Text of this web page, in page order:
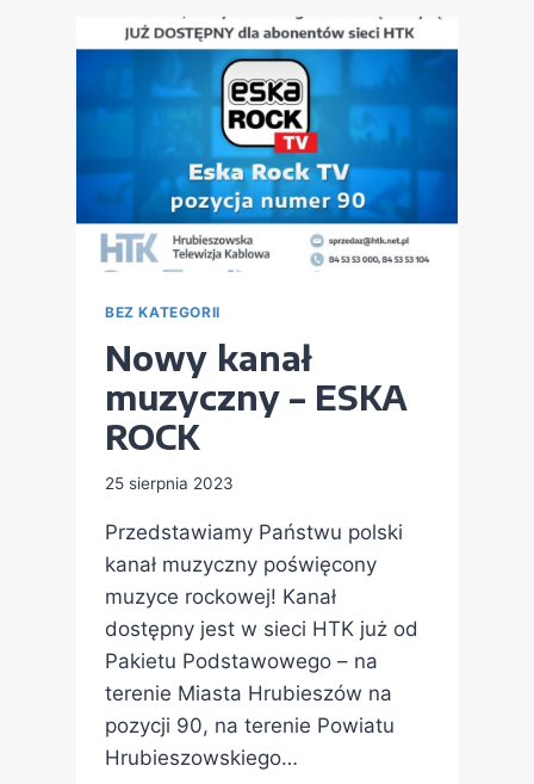
BEZ KATEGORII
Nowy kanał
muzyczny – ESKA
ROCK
25 sierpnia 2023
Przedstawiamy Państwu polski
kanał muzyczny poświęcony
muzyce rockowej! Kanał
dostępny jest w sieci HTK już od
Pakietu Podstawowego – na
terenie Miasta Hrubieszów na
pozycji 90, na terenie Powiatu
Hrubieszowskiego…